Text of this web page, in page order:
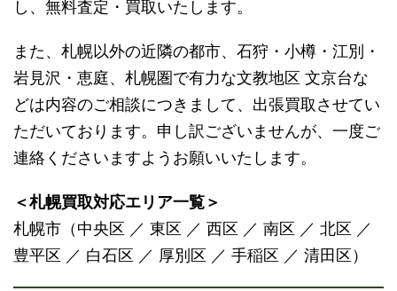
し、無料査定・買取いたします。
また、札幌以外の近隣の都市、石狩・小樽・江別・
岩見沢・恵庭、札幌圏で有力な文教地区 文京台な
どは内容のご相談につきまして、出張買取させてい
ただいております。申し訳ございませんが、一度ご
連絡くださいますようお願いいたします。
＜札幌買取対応エリア一覧＞
札幌市（中央区 ／ 東区 ／ 西区 ／ 南区 ／ 北区 ／
豊平区 ／ 白石区 ／ 厚別区 ／ 手稲区 ／ 清田区）